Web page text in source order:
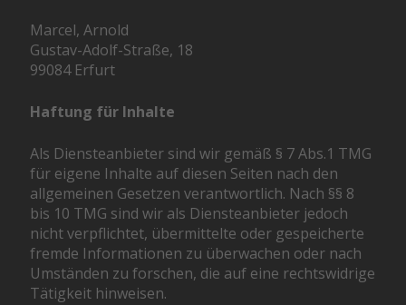
Marcel, Arnold
Gustav-Adolf-Straße, 18
99084 Erfurt
Haftung für Inhalte
Als Diensteanbieter sind wir gemäß § 7 Abs.1 TMG
für eigene Inhalte auf diesen Seiten nach den
allgemeinen Gesetzen verantwortlich. Nach §§ 8
bis 10 TMG sind wir als Diensteanbieter jedoch
nicht verpflichtet, übermittelte oder gespeicherte
fremde Informationen zu überwachen oder nach
Umständen zu forschen, die auf eine rechtswidrige
Tätigkeit hinweisen.